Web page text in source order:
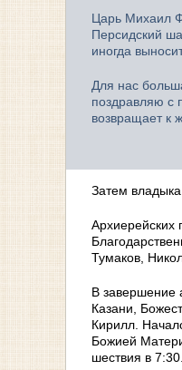
Царь Михаил
Персидский
иногда
Для нас
поздравляю с
возвращает к
Затем
Архиерейских
Тумаков,
В завершение
Казани,
Кирилл.
Божией
шествия в 7:30.